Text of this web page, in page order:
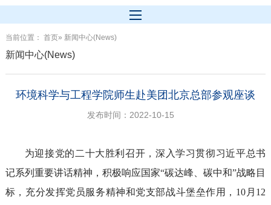
当前位置： 首页» 新闻中心(News)
新闻中心(News)
环境科学与工程学院师生赴美团北京总部参观座谈
发布时间：2022-10-15
为迎接党的二十大胜利召开，深入学习贯彻习近平总书
记系列重要讲话精神， 积极响应国家“碳达峰、碳中和”战略目
标，充分发挥党员服务精神和党支部战斗堡垒作用 ， 10 月 12